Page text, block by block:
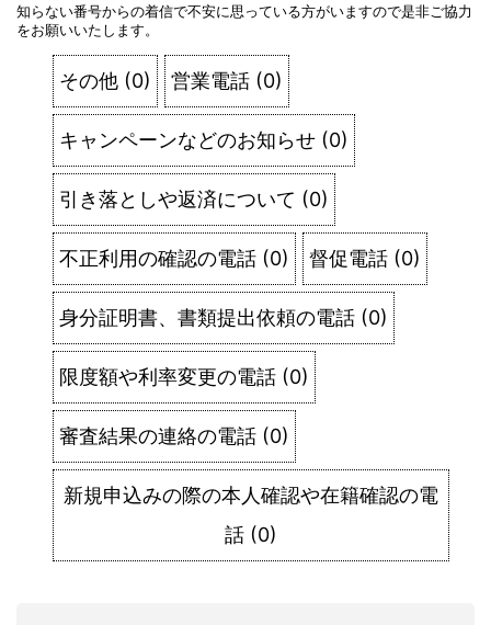
知らない番号からの着信で不安に思っている方がいますので是非ご協力
をお願いいたします。
その他 (0) 営業電話 (0)
キャンペーンなどのお知らせ (0)
引き落としや返済について (0)
不正利用の確認の電話 (0) 督促電話 (0)
身分証明書、書類提出依頼の電話 (0)
限度額や利率変更の電話 (0)
審査結果の連絡の電話 (0)
新規申込みの際の本人確認や在籍確認の電
話 (0)